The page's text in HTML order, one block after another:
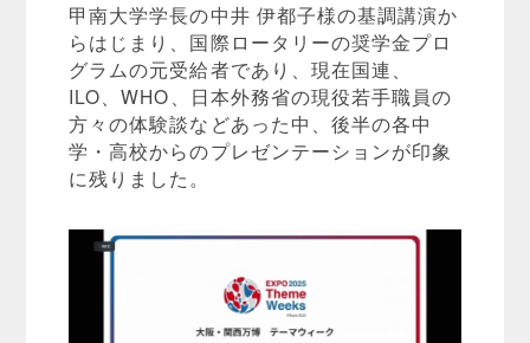
甲南大学学長の中井 伊都子様の基調講演か
らはじまり、国際ロータリーの奨学金プロ
グラムの元受給者であり、現在国連、
ILO、WHO、日本外務省の現役若手職員の
方々の体験談などあった中、後半の各中
学・高校からのプレゼンテーションが印象
に残りました。